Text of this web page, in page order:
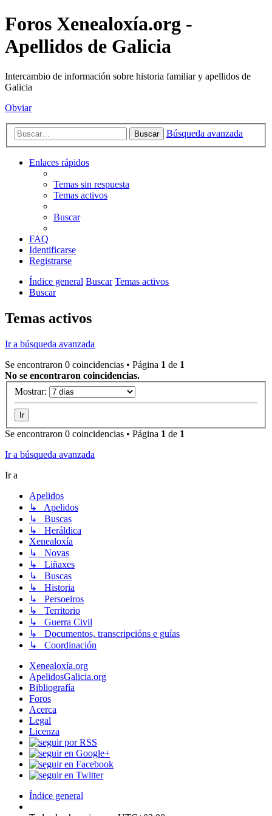
Foros Xenealoxía.org -
Apellidos de Galicia
Intercambio de información sobre historia familiar y apellidos de
Galicia
Obviar
Buscar Búsqueda avanzada
Enlaces rápidos
Temas sin respuesta
Temas activos
Buscar
FAQ
Identificarse
Registrarse
Índice general Buscar Temas activos
Buscar
Temas activos
Ir a búsqueda avanzada
Se encontraron 0 coincidencias • Página 1 de 1
No se encontraron coincidencias.
Mostrar:
Se encontraron 0 coincidencias • Página 1 de 1
Ir a búsqueda avanzada
Ir a
Apelidos
↳ Apelidos
↳ Buscas
↳ Heráldica
Xenealoxía
↳ Novas
↳ Liñaxes
↳ Buscas
↳ Historia
↳ Persoeiros
↳ Territorio
↳ Guerra Civil
↳ Documentos, transcripcións e guías
↳ Coordinación
Xenealoxía.org
ApelidosGalicia.org
Bibliografía
Foros
Acerca
Legal
Licenza
Índice general